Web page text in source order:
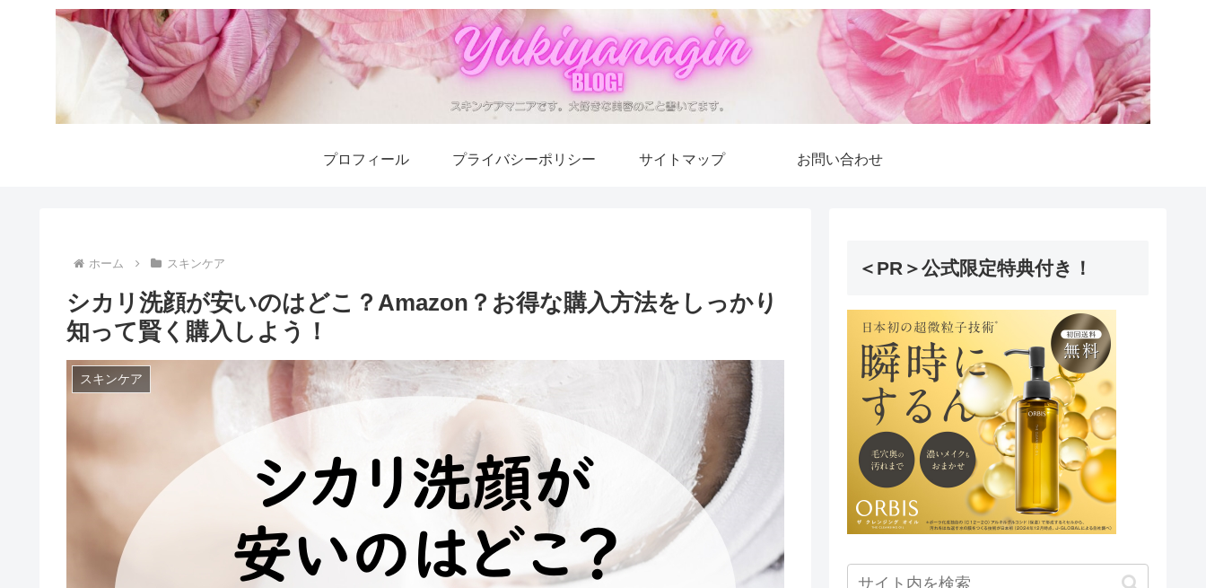
プロフィール プライバシーポリシー サイトマップ お問い合わせ
ホーム スキンケア
シカリ洗顔が安いのはどこ？Amazon？お得な購入方法をしっかり
知って賢く購入しよう！
スキンケア
＜PR＞公式限定特典付き！